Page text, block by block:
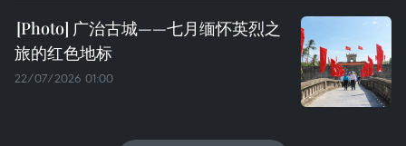
广治古城——七月缅怀英烈之
旅的红色地标
22/07/2026 01:00